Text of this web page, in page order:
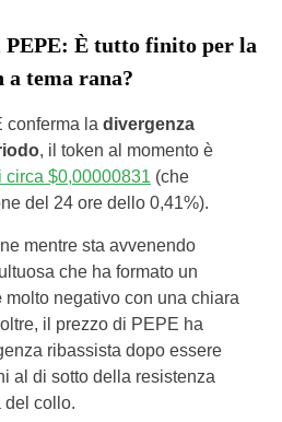
PEPE: È tutto finito per la
a tema rana?
conferma la divergenza
, il token al momento è
circa $0,00000831 (che
del 24 ore dello 0,41%).
mentre sta avvenendo
che ha formato un
molto negativo con una chiara
il prezzo di PEPE ha
ribassista dopo essere
al di sotto della resistenza
del collo.